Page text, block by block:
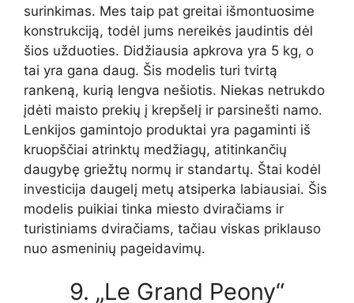
surinkimas. Mes taip pat greitai išmontuosime
konstrukciją, todėl jums nereikės jaudintis dėl
šios užduoties. Didžiausia apkrova yra 5 kg, o
tai yra gana daug. Šis modelis turi tvirtą
rankeną, kurią lengva nešiotis. Niekas netrukdo
įdėti maisto prekių į krepšelį ir parsinešti namo.
Lenkijos gamintojo produktai yra pagaminti iš
kruopščiai atrinktų medžiagų, atitinkančių
daugybę griežtų normų ir standartų. Štai kodėl
investicija daugelį metų atsiperka labiausiai. Šis
modelis puikiai tinka miesto dviračiams ir
turistiniams dviračiams, tačiau viskas priklauso
nuo asmeninių pageidavimų.
9. „Le Grand Peony“